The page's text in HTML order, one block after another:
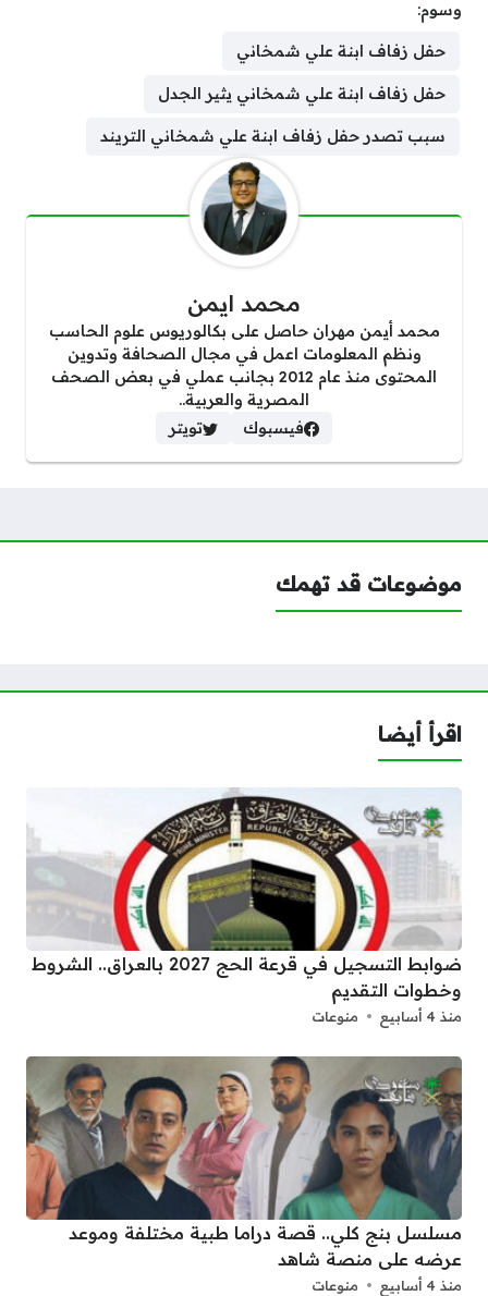
وسوم:
حفل زفاف ابنة علي شمخاني
حفل زفاف ابنة علي شمخاني يثير الجدل
سبب تصدر حفل زفاف ابنة علي شمخاني التريند
محمد ايمن
محمد أيمن مهران حاصل على بكالوريوس علوم الحاسب
ونظم المعلومات اعمل في مجال الصحافة وتدوين
المحتوى منذ عام 2012 بجانب عملي في بعض الصحف
المصرية والعربية..
فيسبوك
تويتر
موضوعات قد تهمك
اقرأ أيضا
ضوابط التسجيل في قرعة الحج 2027 بالعراق.. الشروط
وخطوات التقديم
منذ 4 أسابيع منوعات
مسلسل بنج كلي.. قصة دراما طبية مختلفة وموعد
عرضه على منصة شاهد
منذ 4 أسابيع منوعات